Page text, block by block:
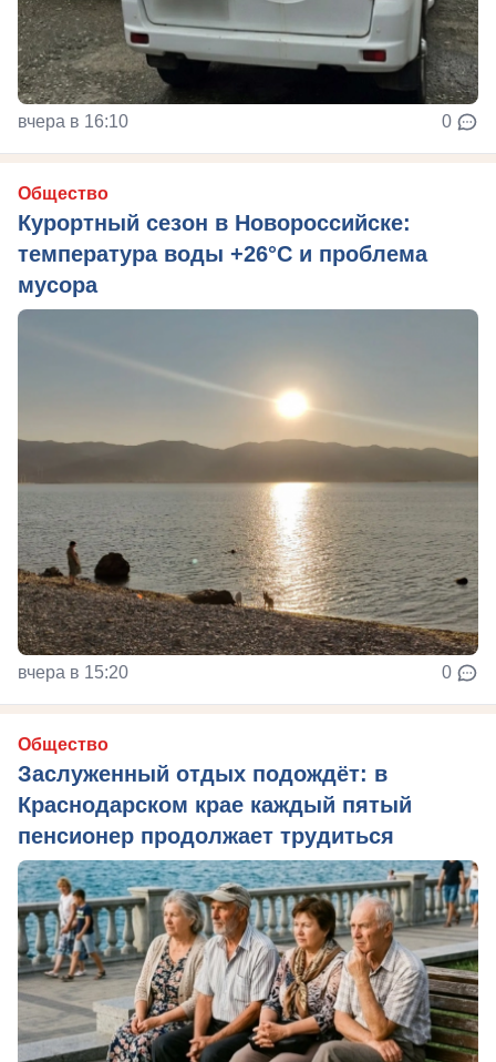
вчера в 16:10 0
Общество
Курортный сезон в Новороссийске:
температура воды +26°C и проблема
мусора
вчера в 15:20 0
Общество
Заслуженный отдых подождёт: в
Краснодарском крае каждый пятый
пенсионер продолжает трудиться